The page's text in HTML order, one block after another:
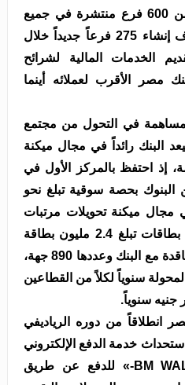
والشرق الأوسط تبلغ أكثر من 600 فرع منتشرة في جميع
أنحاء الجمهورية، كما نستهدف إنشاء 275 فرعاً جديداً خلال
الخدمات المالية لشرائح
مصر الأقرب لعملائه أينما
في التحول من مجتمع
البنك رائداً في مجال ميكنة
إذ احتفظ بالمركز الأول في
البنوك بحصة سوقية تبلغ نحو
مجال ميكنة تحويلات مرتبات
العاملين في الحكومة وبعدد بطاقات تبلغ 2.4 مليون بطاقة
تخص الجهات الحكومية المتعاقدة مع البنك وعددها 890 جهة،
سنوياً لكلاً من القطاعين
انطلاقاً من دوره الرياديفي
خدمة الدفع الإلكتروني
«محفظة بنك مصر -BM WALLET-» للدفع عن طريق